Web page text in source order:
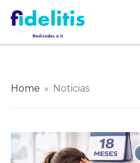
Home » Noticias